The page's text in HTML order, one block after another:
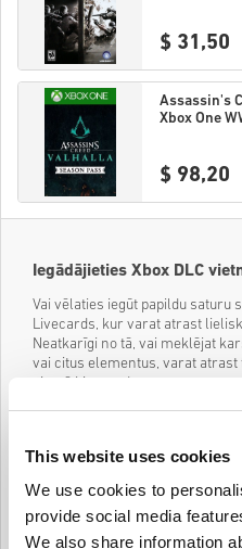
This website uses cookies
We use cookies to
provide social media
We also share information
$ 31,50
Assassin's
Xbox One
$ 98,20
Iegādājieties Xbox DLC
Vai vēlaties iegūt papildu saturu
Livecards, kur varat atrast
Neatkarīgi no tā, vai meklējat
vai citus elementus, varat atrast
Kas ir Xbox DLC?
DLC ir “lejupielādējama satura”
papildu saturu, ko var
var ietvert jaunus līmeņus,
ko citu. Tas ir veids, kā
tās izlaišanas un sniegt